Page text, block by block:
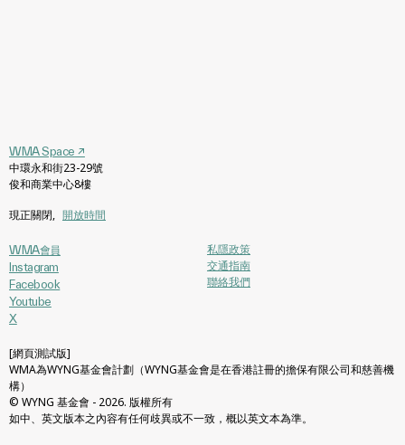
WMA Space ↗
中環永和街23-29號
俊和商業中心8樓
現正關閉, 開放時間
WMA會員
Instagram
Facebook
Youtube
X
私隱政策
交通指南
聯絡我們
[網頁測試版]
WMA為WYNG基金會計劃（WYNG基金會是在香港註冊的擔保有限公司和慈善機
構）
© WYNG 基金會 - 2026. 版權所有
如中、英文版本之內容有任何歧異或不一致，概以英文本為準。